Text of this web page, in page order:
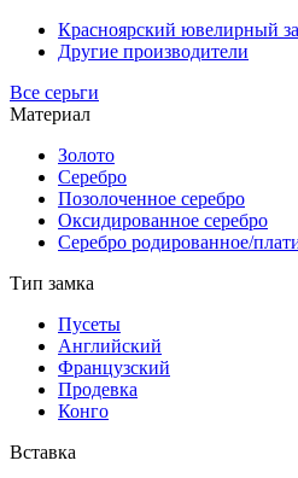
Красноярский ювелирный
Другие производители
Все серьги
Материал
Золото
Серебро
Позолоченное серебро
Оксидированное серебро
Серебро родированное/
Тип замка
Пусеты
Английский
Французский
Продевка
Конго
Вставка